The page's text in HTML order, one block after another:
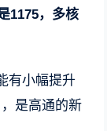
1175，多核
有小幅提升
是高通的新